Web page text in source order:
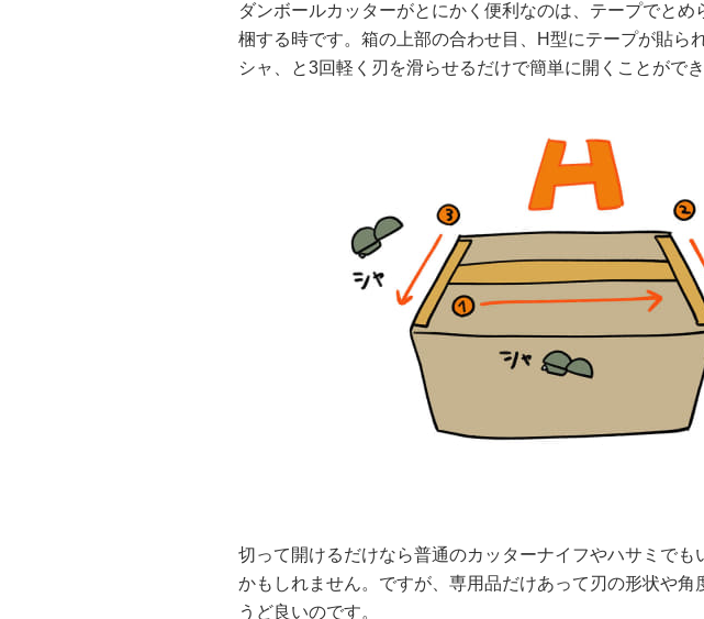
ダンボールカッターがとにかく便利なのは、テープでとめ
梱する時です。箱の上部の合わせ目、H型にテープが貼ら
シャ、と3回軽く刃を滑らせるだけで簡単に開くことができ
切って開けるだけなら普通のカッターナイフやハサミでも
かもしれません。ですが、専用品だけあって刃の形状や角
うど良いのです。